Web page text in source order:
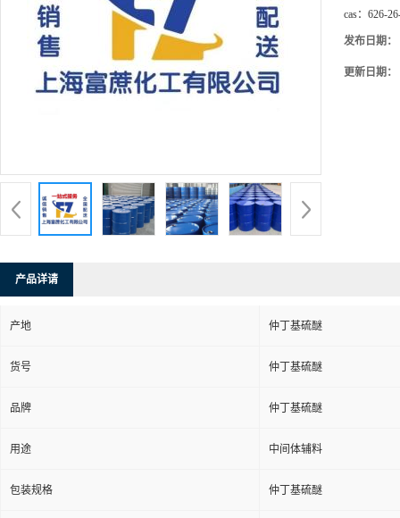
cas： 626-
发布日期：
更新日期：
产品详请
产地 仲丁基硫醚
货号 仲丁基硫醚
品牌 仲丁基硫醚
用途 中间体辅料
包装规格 仲丁基硫醚